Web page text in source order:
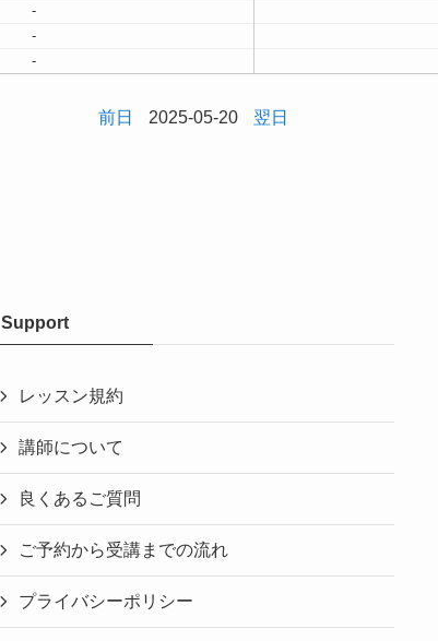
-
-
-
前日 2025-05-20 翌日
Support
レッスン規約
講師について
良くあるご質問
ご予約から受講までの流れ
プライバシーポリシー